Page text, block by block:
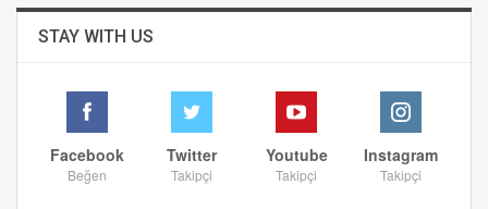
STAY WITH US
Facebook
Beğen
Twitter
Takipçi
Youtube
Takipçi
Instagram
Takipçi